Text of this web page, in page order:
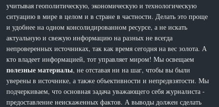
учитывая геополитическую, экономическую и технологическую
ситуацию в мире в целом и в стране в частности. Делать это проще
и удобнее на одном консолидированном ресурсе, а не искать
актуальную и свежую информацию на разных не всегда
непроверенных источниках, так как время сегодня на вес золота. А
кто владеет информацией, тот управляет миром! Мы освещаем
полезные материалы, не отставая ни на шаг, чтобы вы были
уверены в источнике, а также объективности и непредвзятости. Мы
подчеркиваем, что основная задача уважающего себя журналиста -
предоставление неискаженных фактов. А выводы должен сделать